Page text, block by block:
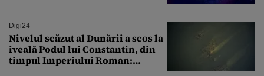
Digi24
Nivelul scăzut al Dunării a scos la
iveală Podul lui Constantin, din
timpul Imperiului Roman: